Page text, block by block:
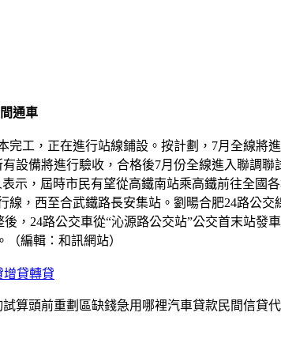
通車
工，正在進行站線鋪設。按計劃，7月全線將
設備將進行驗收，合格後7月份全線進入聯調
示，屆時市民有望從高鐵南站乘高鐵前往全國
，西至合武鐵路長安集站。劉暘合肥24路公
，24路公交車從“沁源路公交站”公交首末站
編輯：和訊網站）
增貸轉貸
算頭前重劃區缺錢急用哪裡汽車貸款民間信貸